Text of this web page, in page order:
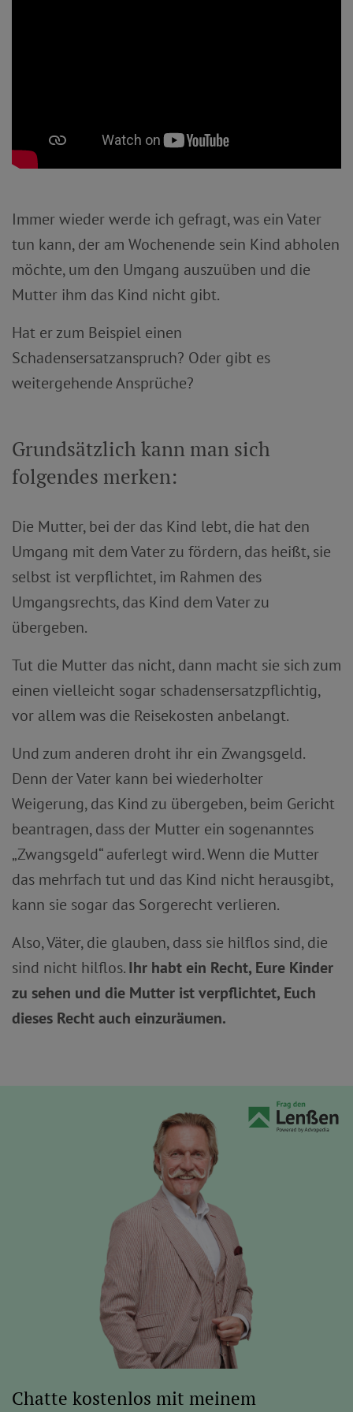
Immer wieder werde ich gefragt, was ein Vater
tun kann, der am Wochenende sein Kind abholen
möchte, um den Umgang auszuüben und die
Mutter ihm das Kind nicht gibt.
Hat er zum Beispiel einen
Schadensersatzanspruch? Oder gibt es
weitergehende Ansprüche?
Grundsätzlich kann man sich
folgendes merken:
Die Mutter, bei der das Kind lebt, die hat den
Umgang mit dem Vater zu fördern, das heißt, sie
selbst ist verpflichtet, im Rahmen des
Umgangsrechts, das Kind dem Vater zu
übergeben.
Tut die Mutter das nicht, dann macht sie sich zum
einen vielleicht sogar schadensersatzpflichtig,
vor allem was die Reisekosten anbelangt.
Und zum anderen droht ihr ein Zwangsgeld.
Denn der Vater kann bei wiederholter
Weigerung, das Kind zu übergeben, beim Gericht
beantragen, dass der Mutter ein sogenanntes
„Zwangsgeld“ auferlegt wird. Wenn die Mutter
das mehrfach tut und das Kind nicht herausgibt,
kann sie sogar das Sorgerecht verlieren.
Also, Väter, die glauben, dass sie hilflos sind, die
sind nicht hilflos.Ihr habt ein Recht, Eure Kinder
zu sehen und die Mutter ist verpflichtet, Euch
dieses Recht auch einzuräumen.
Chatte kostenlos mit meinem